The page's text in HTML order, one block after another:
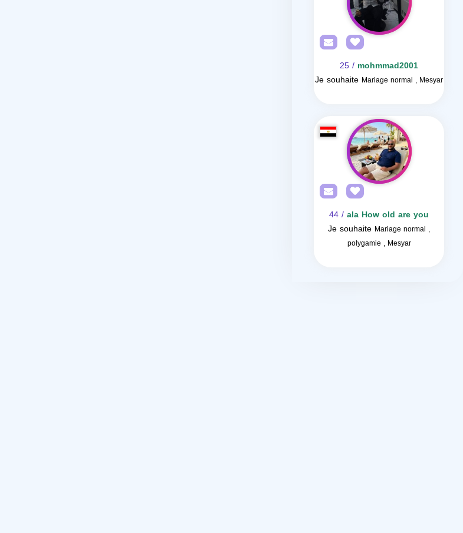
mohmmad2001
/ 25
Je souhaite Mariage normal , Mesyar
ala How old are you
/ 44
Je souhaite Mariage normal ,
polygamie , Mesyar